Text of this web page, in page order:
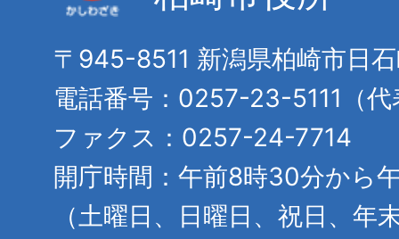
〒945-8511 新潟県柏崎市日
電話番号：0257-23-5111（代
ファクス：0257-24-7714
開庁時間：午前8時30分から
（土曜日、日曜日、祝日、年